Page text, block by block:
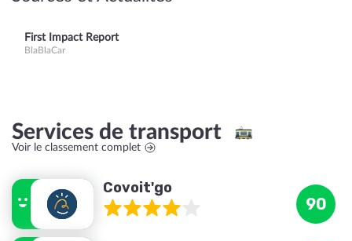
First Impact Report
BlaBlaCar
Services de transport
Voir le classement complet
Covoit'go
90